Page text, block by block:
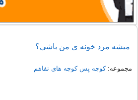
میشه مرد خونه ی من باشی؟
مجموعه:کوچه پس کوچه های تفاهم